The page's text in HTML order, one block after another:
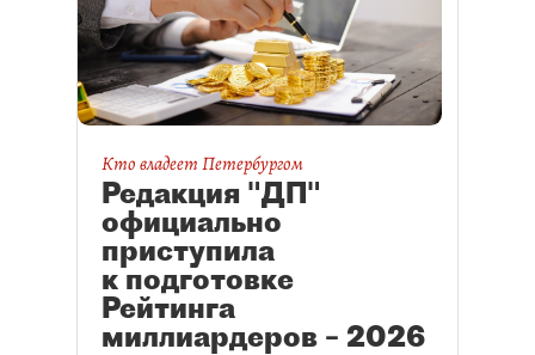
Кто владеет Петербургом
Редакция "ДП"
официально
приступила
к подготовке
Рейтинга
миллиардеров – 2026